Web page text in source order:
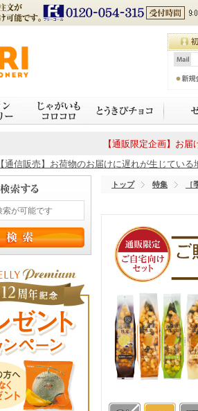
【通販限定企画】お
【通信販売】お荷物のお届けに遅れが生じてい
トップ 特集